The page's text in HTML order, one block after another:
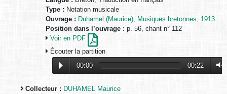
Type : Notation musicale
Ouvrage : Duhamel (Maurice), Musiques bretonnes, 1913.
Position dans l’ouvrage : p. 56, chant n° 112
Voir en PDF
Écouter la partition
00:00
00:22
Collecteur : DUHAMEL Maurice